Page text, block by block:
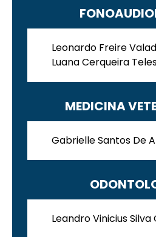
Leonardo Freire
Luana Cerqueira
MEDICINA
Gabrielle Santos De
Leandro Vinicius
Agende
Enviar E-